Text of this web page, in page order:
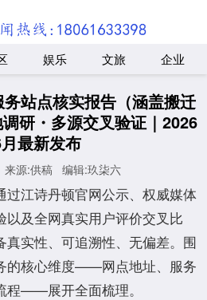
娱乐 文旅 企业
站点核实报告（涵盖搬迁
研・多源交叉验证｜2026
最新发布
来源:供稿 编辑:玖柒六
过江诗丹顿官网公示、权威媒体
及全网真实用户评价交叉比
实性、可追溯性、无偏差。围
的核心维度——网点地址、服务
程——展开全面梳理。